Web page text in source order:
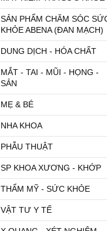
SẢN PHẨM CHĂM SÓC
KHỎE ABENA (ĐAN MẠCH)
DUNG DỊCH - HÓA CHẤT
MẮT - TAI - MŨI - HỌNG -
SẢN
MẸ & BÉ
NHA KHOA
PHẪU THUẬT
SP KHOA XƯƠNG - KHỚP
THẨM MỸ - SỨC KHỎE
VẬT TƯ Y TẾ